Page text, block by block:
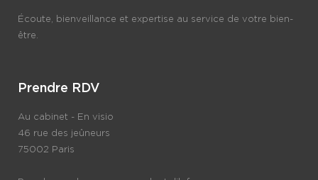
Écoute, bienveillance et expertise au service de votre bien-
être.
Prendre RDV
Au cabinet - En visio
46 rue des jeûneurs
75002 Paris